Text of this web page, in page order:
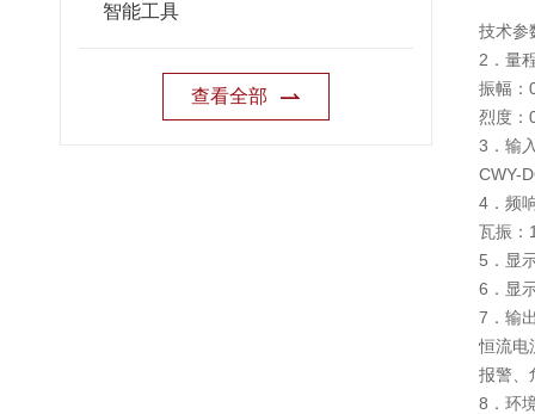
智能工具
查看全部
技术参
2．量
振幅：
烈度：
3．输
CWY-
4．频
瓦振：
5．显
6．显
7．输
恒流电
报警、
8．环